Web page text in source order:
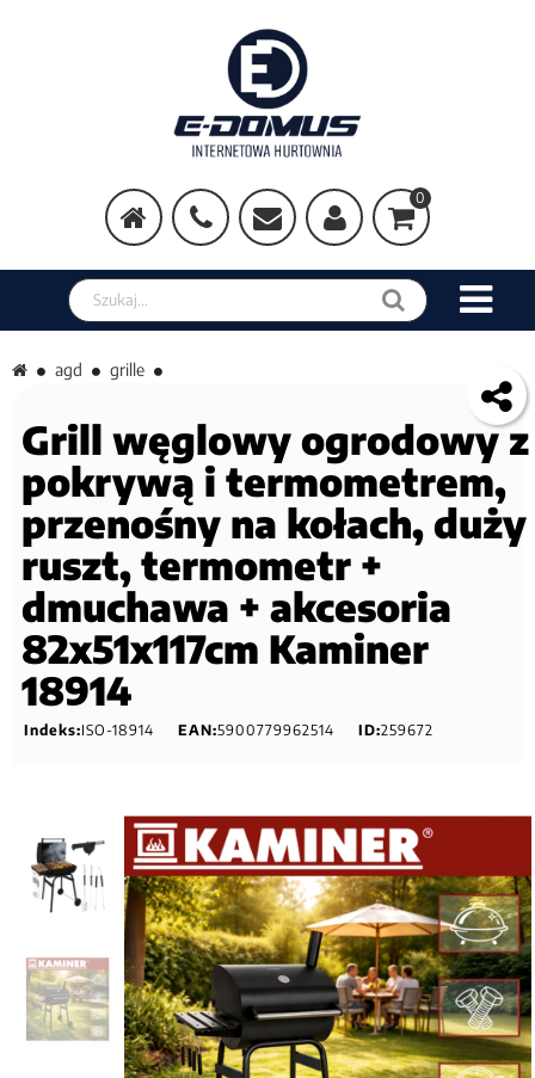
0
Szukaj w sklepie
agd grille
Grill węglowy ogrodowy z
pokrywą i termometrem,
przenośny na kołach, duży
ruszt, termometr +
dmuchawa + akcesoria
82x51x117cm Kaminer
18914
Indeks:ISO-18914 EAN:5900779962514 ID:259672